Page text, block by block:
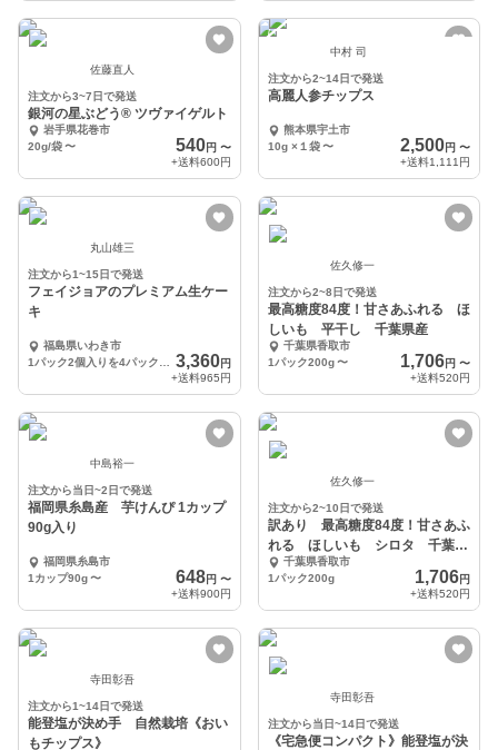
佐藤直人
注文から3~7日で発送
銀河の星ぶどう® ツヴァイゲルト
岩手県花巻市
20g/袋〜 540円 〜
+送料600円
中村 司
注文から2~14日で発送
高麗人参チップス
熊本県宇土市
10g ×１袋 〜 2,500円 〜
+送料1,111円
丸山雄三
注文から1~15日で発送
フェイジョアのプレミアム生ケー
キ
福島県いわき市
3,360円
+送料965円
佐久修一
注文から2~8日で発送
最高糖度84度！甘さあふれる ほ
しいも 平干し 千葉県産
千葉県香取市
1パック200g 〜 1,706円 〜
+送料520円
中島裕一
注文から当日~2日で発送
福岡県糸島産 芋けんぴ 1カップ
90g入り
福岡県糸島市
1カップ90g〜 648円 〜
+送料900円
佐久修一
注文から2~10日で発送
訳あり 最高糖度84度！甘さあふ
れる ほしいも シロタ 千葉県
産 千葉県香取市
1パック200g
1,706円
+送料520円
寺田彰吾
注文から1~14日で発送
能登塩が決め手 自然栽培《おい
もチップス》
寺田彰吾
注文から当日~14日で発送
《宅急便コンパクト》能登塩が決